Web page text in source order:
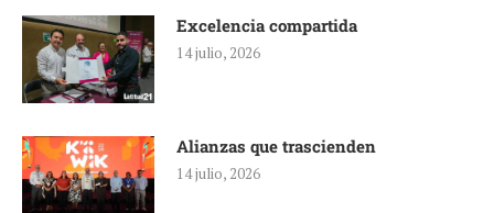
Excelencia compartida
14 julio, 2026
Alianzas que trascienden
14 julio, 2026